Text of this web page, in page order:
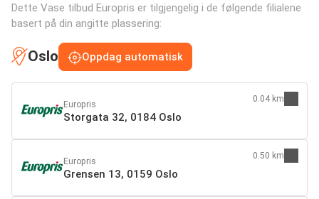
Dette Vase tilbud Europris er tilgjengelig i de følgende filialene
basert på din angitte plassering:
Oslo Oppdag automatisk
Europris
Storgata 32, 0184 Oslo
0.04 km
Europris
Grensen 13, 0159 Oslo
0.50 km